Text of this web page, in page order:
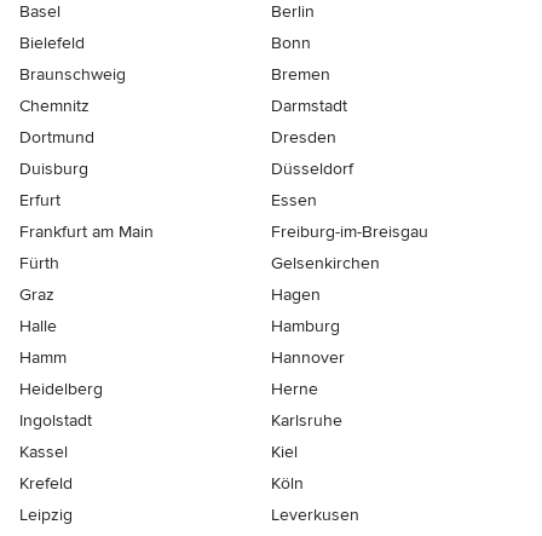
Basel
Berlin
Bielefeld
Bonn
Braunschweig
Bremen
Chemnitz
Darmstadt
Dortmund
Dresden
Duisburg
Düsseldorf
Erfurt
Essen
Frankfurt am Main
Freiburg-im-Breisgau
Fürth
Gelsenkirchen
Graz
Hagen
Halle
Hamburg
Hamm
Hannover
Heidelberg
Herne
Ingolstadt
Karlsruhe
Kassel
Kiel
Krefeld
Köln
Leipzig
Leverkusen